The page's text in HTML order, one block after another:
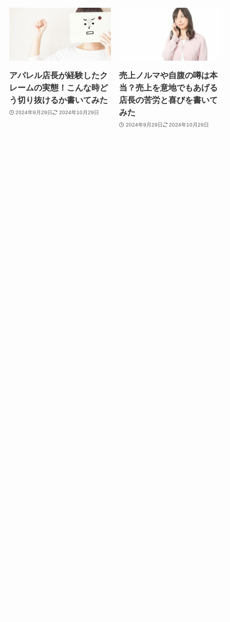
アパレル店長が経験したク
レームの実態！こんな時ど
う切り抜けるか書いてみた
2024年9月29日 2024年10月29日
売上ノルマや自腹の噂は本
当？売上を意地でもあげる
店長の苦労と喜びを書いて
みた
2024年9月29日 2024年10月29日